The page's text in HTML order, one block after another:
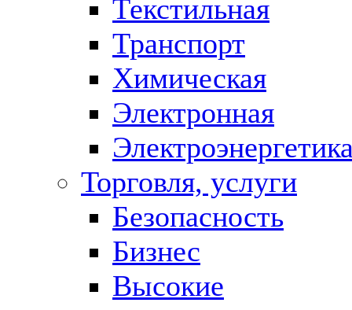
Текстильная
Транспорт
Химическая
Электронная
Торговля, услуги
Безопасность
Бизнес
Высокие